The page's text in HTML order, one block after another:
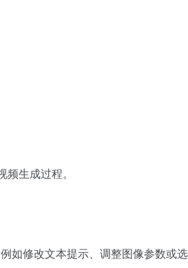
生成过程。
如修改文本提示、调整图像参数或